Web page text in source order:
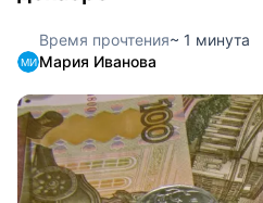
Время прочтения~ 1 минута
Мария Иванова